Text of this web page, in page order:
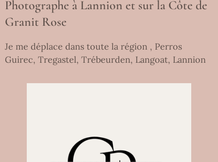
Photographe à Lannion et sur la Côte de
Granit Rose
Je me déplace dans toute la région , Perros
Guirec, Tregastel, Trébeurden, Langoat, Lannion